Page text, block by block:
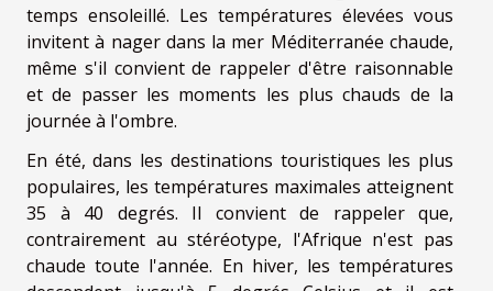
temps ensoleillé. Les températures élevées vous
invitent à nager dans la mer Méditerranée chaude,
même s'il convient de rappeler d'être raisonnable
et de passer les moments les plus chauds de la
journée à l'ombre.
En été, dans les destinations touristiques les plus
populaires, les températures maximales atteignent
35 à 40 degrés. Il convient de rappeler que,
contrairement au stéréotype, l'Afrique n'est pas
chaude toute l'année. En hiver, les températures